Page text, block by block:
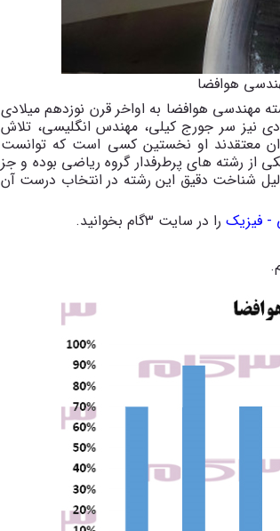
هوافضا
هوافضا به اواخر قرن نوزدهم میلادی
نیز سر جورج کیلی، مهندس انگلیسی، تلاش
معتقدند او نخستین کسی است که توانست
از رشته های پرطرفدار گروه ریاضی بوده و جز
شناخت دقیق این رشته در انتخاب درست آن
- فیزیک را در سایت 3گام بخوانید.